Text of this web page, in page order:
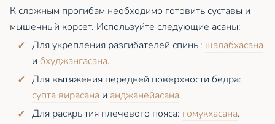
К сложным прогибам необходимо готовить суставы и
мышечный корсет. Используйте следующие асаны:
Для укрепления разгибателей спины: шалабхасана
и бхуджангасана.
Для вытяжения передней поверхности бедра:
супта вирасана и анджанейасана.
Для раскрытия плечевого пояса: гомукхасана.